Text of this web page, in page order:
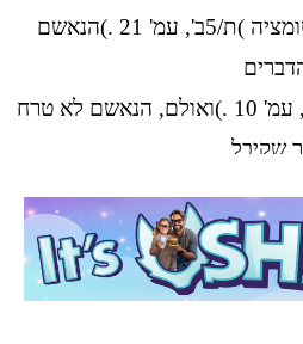
שהוא קיבל מהחברה לאוטומציה )ת/5ב', עמ' 21 .)הנאשם
בחברה לאוטומציה )ת/7ב', עמ' 10 .)ואולם, הנאשם לא טרח
שקיבל
שימוש,
שום מניעה מצדו לעשות